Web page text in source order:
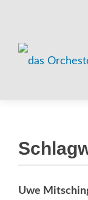
Uwe